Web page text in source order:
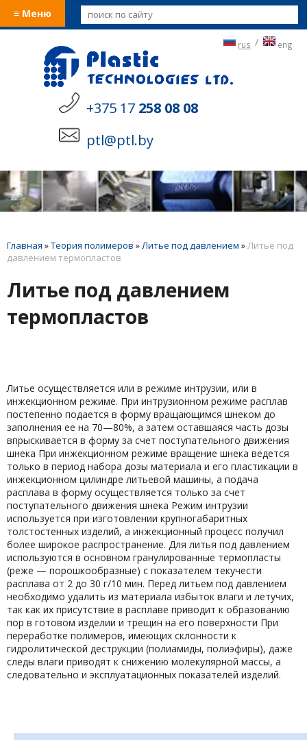
≡ Меню
rus / eng
+375 17 258 08 08
ptl@ptl.by
Главная »Теория полимеров »Литье под давлением »Литье под
давлением термопластов
Литье под давлением
термопластов
Литье осуществляется или в режиме интрузии, или в
инжекционном режиме. При интрузионном режиме расплав
постепенно подается в форму вращающимся шнеком до
заполнения ее на 70—80%, а затем оставшаяся часть дозы
впрыскивается в форму за счет поступательного движения
шнека При инжекционном режиме вращение шнека ведется
только в период набора дозы материала и его пластикации в
инжекционном цилиндре литьевой машины, а подача
расплава в форму осуществляется только за счет
поступательного движения шнека Режим интрузии
используется при изготовлении крупногабаритных
толстостенных изделий, а инжекционный процесс получил
более широкое распространение. Для литья под давлением
используются в основном гранулированные термопласты
(реже — порошкообразные) с показателем текучести
расплава от 2 до 30 г/10 мин. Перед литьем под давлением
необходимо удалить из материала избыток влаги и летучих,
так как их присутствие в расплаве приводит к образованию
пор в готовом изделии и трещин на его поверхности При
переработке полимеров, имеющих склонности к
гидролитической деструкции (полиамиды, полиэфиры), даже
следы влаги приводят к снижению молекулярной массы, а
следовательно и эксплуатационных показателей изделий.